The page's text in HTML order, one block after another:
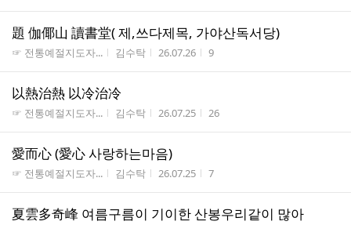
題 伽倻山 讀書堂( 제,쓰다제목, 가야산독서당)
게시판명
☞ 전통예절지도자... 작성자
김수탁 작성시간
26.07.26 조회수
9
以熱治熱 以冷治冷
게시판명
☞ 전통예절지도자... 작성자
김수탁 작성시간
26.07.25 조회수
26
愛而心 (愛心 사랑하는마음)
게시판명
☞ 전통예절지도자... 작성자
김수탁 작성시간
26.07.25 조회수
7
夏雲多奇峰 여름구름이 기이한 산봉우리같이 많아